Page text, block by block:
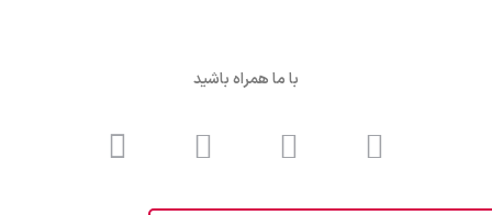
با ما همراه باشید